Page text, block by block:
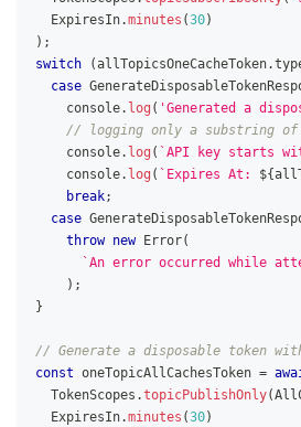
ExpiresIn.minutes (30)
) ;
switch
(allTopicsOneCacheToken.
case
console. log ( 'Generated a
// logging only a substring of
console. log ( `API key starts
console. log ( ` Expires At: ${
break;
case
throw new Error(
`An error occurred while
) ;
}
// Generate a disposable token
const oneTopicAllCachesToken =
TokenScopes .topicPublishOnly(
ExpiresIn.minutes (30)